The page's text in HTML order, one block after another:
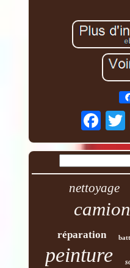
nettoyage
camion
réparation
peinture